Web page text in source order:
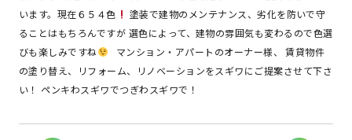
います。現在６５４色
塗装で建物のメンテナンス、劣化を防いで守
ることはもちろんですが 選色によって、建物の雰囲気も変わるので色選
びも楽しみですね
マンション・アパートのオーナー様、 賃貸物件
の塗り替え、リフォーム、リノベーションをスギワにご提案させて下さ
い！ ペンキわスギワでつぎわスギワで！